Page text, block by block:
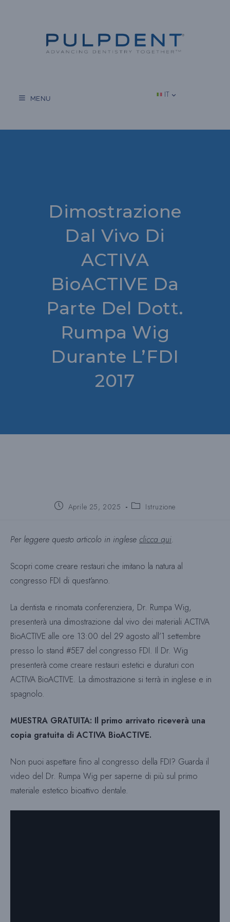
MENU IT
Dimostrazione
Dal Vivo Di
ACTIVA
BioACTIVE Da
Parte Del Dott.
Rumpa Wig
Durante L’FDI
2017
Post Aprile 25, 2025
Categoria
Istruzione
Per leggere questo articolo in inglese clicca qui.
Scopri come creare restauri che imitano la natura al
congresso FDI di quest’anno.
La dentista e rinomata conferenziera, Dr. Rumpa Wig,
presenterà una dimostrazione dal vivo dei materiali ACTIVA
BioACTIVE alle ore 13:00 del 29 agosto all’1 settembre
presso lo stand #5E7 del congresso FDI. Il Dr. Wig
presenterà come creare restauri estetici e duraturi con
ACTIVA BioACTIVE. La dimostrazione si terrà in inglese e in
spagnolo.
MUESTRA GRATUITA: Il primo arrivato riceverà una
copia gratuita di ACTIVA BioACTIVE.
Non puoi aspettare fino al congresso della FDI? Guarda il
video del Dr. Rumpa Wig per saperne di più sul primo
materiale estetico bioattivo dentale.